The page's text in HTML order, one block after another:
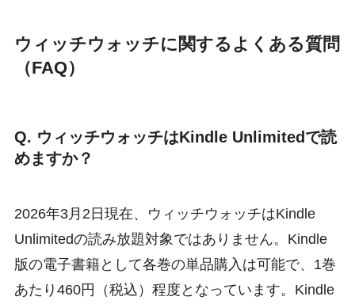
ウィッチウォッチに関するよくある質問
（FAQ）
Q. ウィッチウォッチはKindle Unlimitedで読
めますか？
2026年3月2日現在、ウィッチウォッチはKindle
Unlimitedの読み放題対象ではありません。Kindle
版の電子書籍として各巻の単品購入は可能で、1巻
あたり460円（税込）程度となっています。Kindle